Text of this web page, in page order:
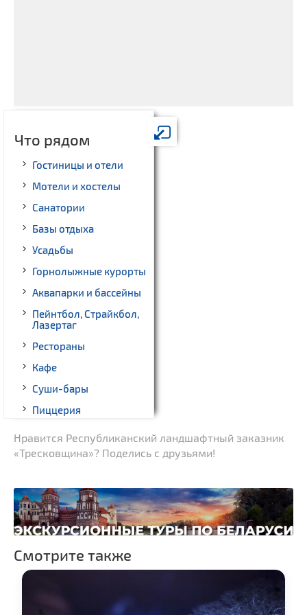
Что рядом
Гостиницы и отели
Мотели и хостелы
Санатории
Базы отдыха
Усадьбы
Горнолыжные курорты
Аквапарки и бассейны
Пейнтбол, Страйкбол,
Лазертаг
Рестораны
Кафе
Суши-бары
Пиццерия
Кинотеатры
Ночные клубы
Боулинг
Бильярд
Казино
Фирменные магазины,
Нравится Республиканский ландшафтный заказник
«Тресковщина»? Поделись с друзьями!
Смотрите также